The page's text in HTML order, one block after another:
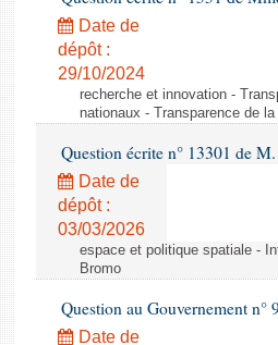
Date de
dépôt :
29/10/2024
recherche et innovation -
nationaux - Transparence de
Question écrite n° 13301 de
Date de
dépôt :
03/03/2026
espace et politique spatiale -
Bromo
Question au Gouvernement
Date de